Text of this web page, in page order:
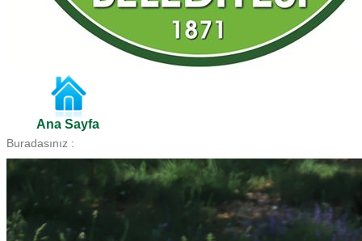
Ana Sayfa
Buradasınız :